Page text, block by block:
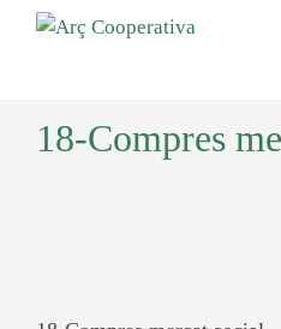
18-Compres